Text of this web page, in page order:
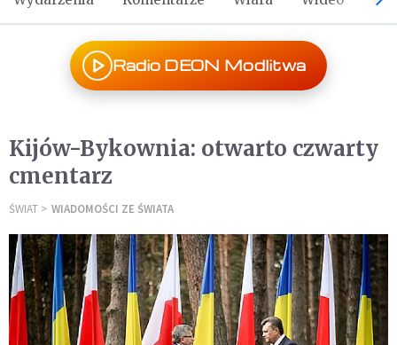
Radio DEON Modlitwa
Kijów-Bykownia: otwarto czwarty
cmentarz
ŚWIAT WIADOMOŚCI ZE ŚWIATA